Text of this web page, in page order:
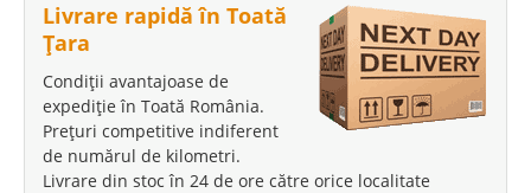
Livrare rapidă în Toată
Țara
Condiții avantajoase de
expediție în Toată România.
Prețuri competitive indiferent
de numărul de kilometri.
Livrare din stoc în 24 de ore către orice localitate